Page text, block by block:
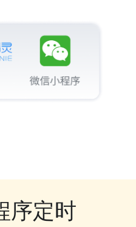
序定时